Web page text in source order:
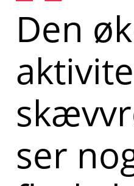
Den
ser